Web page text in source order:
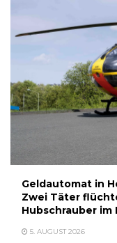
Geldautomat in
Zwei Täter
Hubschrauber im
5. AUGUST 2026